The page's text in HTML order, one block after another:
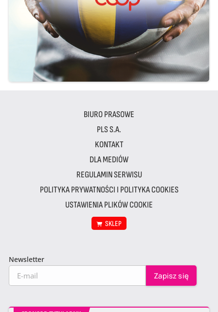
BIURO PRASOWE
PLS S.A.
KONTAKT
DLA MEDIÓW
REGULAMIN SERWISU
POLITYKA PRYWATNOŚCI I POLITYKA COOKIES
USTAWIENIA PLIKÓW COOKIE
SKLEP
Newsletter